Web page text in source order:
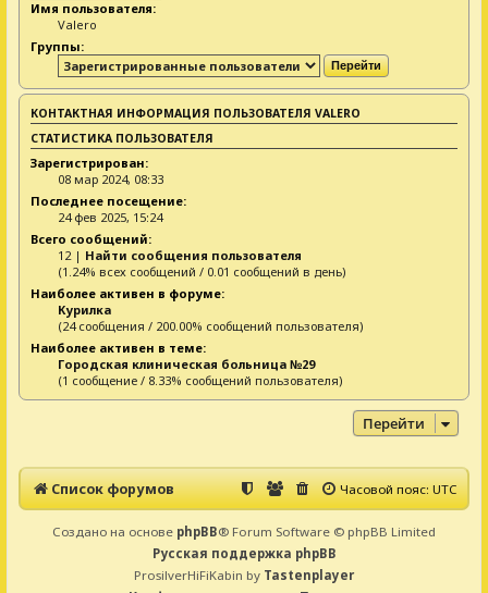
Имя пользователя:
Valero
Группы:
КОНТАКТНАЯ ИНФОРМАЦИЯ ПОЛЬЗОВАТЕЛЯ VALERO
СТАТИСТИКА ПОЛЬЗОВАТЕЛЯ
Зарегистрирован:
08 мар 2024, 08:33
Последнее посещение:
24 фев 2025, 15:24
Всего сообщений:
12 | Найти сообщения пользователя
(1.24% всех сообщений / 0.01 сообщений в день)
Наиболее активен в форуме:
Курилка
(24 сообщения / 200.00% сообщений пользователя)
Наиболее активен в теме:
Городская клиническая больница №29
(1 сообщение / 8.33% сообщений пользователя)
Перейти
Список форумов Часовой пояс:UTC
Создано на основе phpBB® Forum Software © phpBB Limited
Русская поддержка phpBB
ProsilverHiFiKabin by Tastenplayer